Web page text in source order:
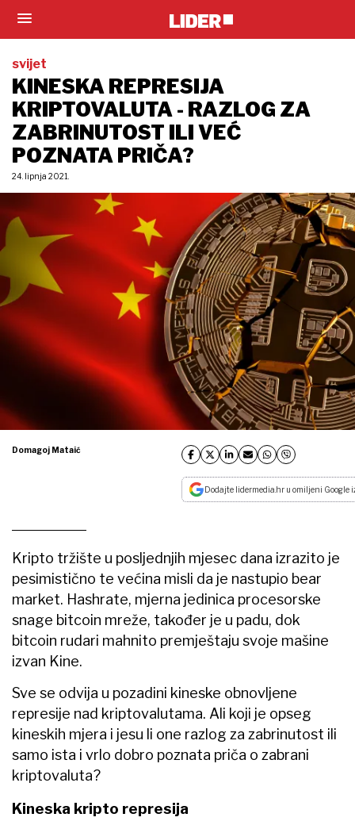
svijet
KINESKA REPRESIJA
KRIPTOVALUTA - RAZLOG ZA
ZABRINUTOST ILI VEĆ
POZNATA PRIČA?
24. lipnja 2021.
Domagoj Mataić
Dodajte lidermedia.hr u omiljeni Google
Kripto tržište u posljednjih mjesec dana izrazito je
pesimistično te većina misli da je nastupio bear
market. Hashrate, mjerna jedinica procesorske
snage bitcoin mreže, također je u padu, dok
bitcoin rudari mahnito premještaju svoje mašine
izvan Kine.
Sve se odvija u pozadini kineske obnovljene
represije nad kriptovalutama. Ali koji je opseg
kineskih mjera i jesu li one razlog za zabrinutost ili
samo ista i vrlo dobro poznata priča o zabrani
kriptovaluta?
Kineska kripto represija